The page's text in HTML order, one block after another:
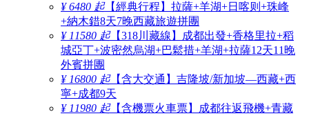
¥ 6480 起【經典行程】拉薩+羊湖+日喀则+珠峰
+納木錯8天7晚西藏旅遊拼團
¥ 11580 起【318川藏線】成都出發+香格里拉+稻
城亞丁+波密然烏湖+巴鬆措+羊湖+拉薩12天11晚
外賓拼團
¥ 16800 起【含大交通】吉隆坡/新加坡—西藏+西
寧+成都9天
¥ 11980 起【含機票火車票】成都往返飛機+青藏